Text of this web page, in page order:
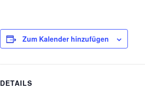
Zum Kalender hinzufügen
DETAILS